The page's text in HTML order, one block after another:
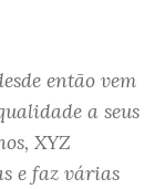
então vem
a seus
XYZ
e faz várias